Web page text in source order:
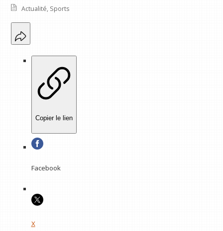
Actualité, Sports
Copier le lien
Facebook
X